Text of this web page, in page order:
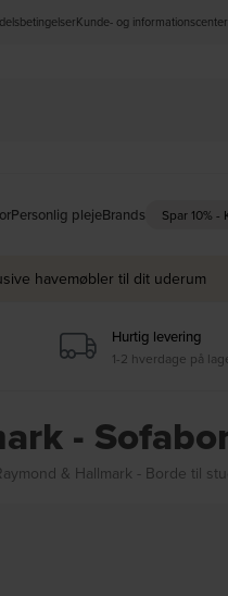
Kunde- og informationscenter
Personlig plejeBrands Spar 10%
havemøbler til dit uderum
Hurtig levering
1-2 hverdage på
-
& Hallmark - Borde til